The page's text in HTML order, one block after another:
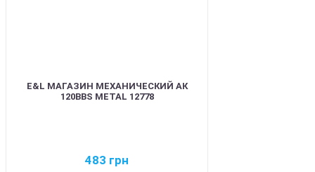
E&L МАГАЗИН МЕХАНИЧЕСКИЙ АК
120BBS METAL 12778
483 грн